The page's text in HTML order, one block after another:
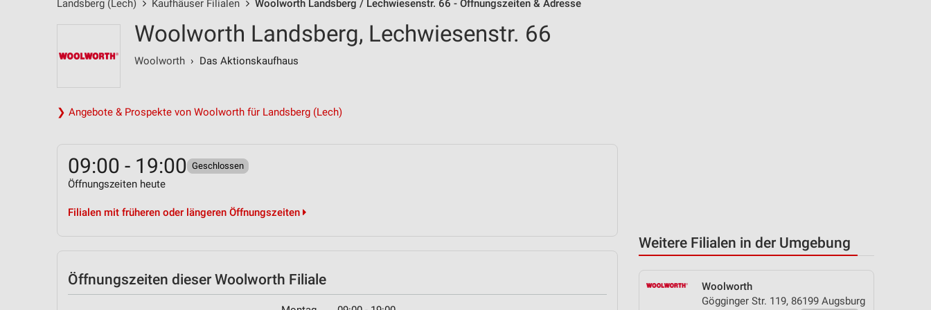
Landsberg (Lech) Kaufhäuser Filialen Woolworth Landsberg / Lechwiesenstr. 66 - Öffnungszeiten & Adresse
Weitere Filialen in der Umgebung
Woolworth
Gögginger Str. 119, 86199 Augsburg
Woolworth Landsberg, Lechwiesenstr. 66
Woolworth › Das Aktionskaufhaus
❯ Angebote & Prospekte von Woolworth für Landsberg (Lech)
09:00 - 19:00 Geschlossen
Öffnungszeiten heute
Filialen mit früheren oder längeren Öffnungszeiten
Öffnungszeiten dieser Woolworth Filiale